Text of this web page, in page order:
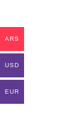
ARS
USD
EUR